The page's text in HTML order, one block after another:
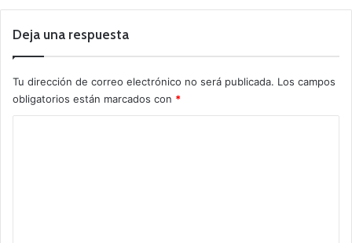
Deja una respuesta
Tu dirección de correo electrónico no será publicada. Los campos
obligatorios están marcados con *